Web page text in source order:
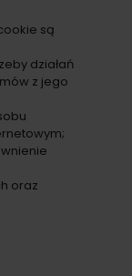
są
działań
z jego
oraz